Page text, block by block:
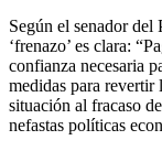
Según el senador del
‘frenazo’ es clara:
confianza necesaria
medidas para revertir
situación al fracaso
nefastas políticas